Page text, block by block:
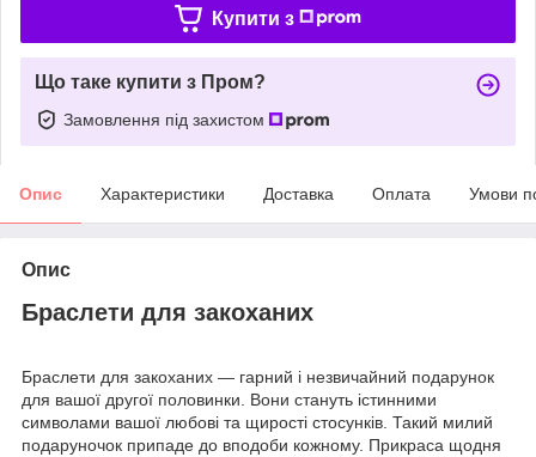
Купити з
Що таке купити з Пром?
Замовлення під захистом
Опис Характеристики Доставка Оплата Умови
Опис
Браслети для закоханих
Браслети для закоханих — гарний і незвичайний подарунок
для вашої другої половинки. Вони стануть істинними
символами вашої любові та щирості стосунків. Такий милий
подаруночок припаде до вподоби кожному. Прикраса щодня